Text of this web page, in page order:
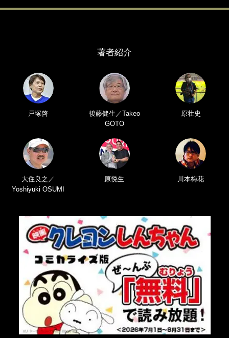
著者紹介
戸塚啓
後藤健生／Takeo
GOTO
原壮史
大住良之／
Yoshiyuki OSUMI
原悦生 川本梅花